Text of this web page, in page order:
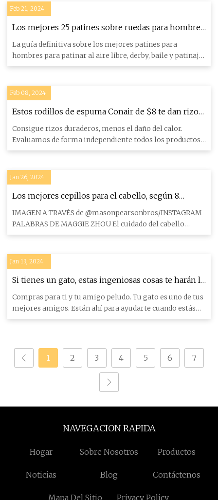
Feb 21, 2024
Los mejores 25 patines sobre ruedas para hombre
de 2023
La guía definitiva sobre los mejores patines para
hombres para patinar al aire libre, derby, baile y patinaje
en parque
Feb 08, 2024
Estos rodillos de espuma Conair de $8 te dan rizos
duraderos
Consigue rizos duraderos, menos el daño del calor.
Evaluamos de forma independiente todos los productos y
servicios re
Jan 26, 2024
Los mejores cepillos para el cabello, según 8
peluqueros australianos
IMAGEN A TRAVÉS de @masonpearsonbros/INSTAGRAM
PALABRAS DE MAGGIE ZHOU El cuidado del cabello
comienza aquí. La otra s
Jan 13, 2024
Si tienes un gato, estas ingeniosas cosas te harán la
vida más fácil
Compras para ti y tu amigo peludo. Tu gato es uno de tus
mejores amigos. Están ahí para ayudarte cuando estás
triste,
1 2 3 4 5 6 7
NAVEGACION RAPIDA
Hogar Sobre Nosotros Productos
Noticias Blog Contáctenos
Mapa Del Sitio Privacy Policy